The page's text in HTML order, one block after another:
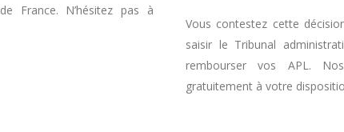
France. N’hésitez pas à
Vous contestez cette
saisir le Tribunal
rembourser vos APL.
gratuitement à votre